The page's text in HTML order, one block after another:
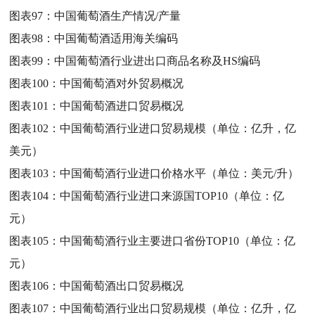
图表97：中国葡萄酒生产情况/产量
图表98：中国葡萄酒适用海关编码
图表99：中国葡萄酒行业进出口商品名称及HS编码
图表100：中国葡萄酒对外贸易概况
图表101：中国葡萄酒进口贸易概况
图表102：中国葡萄酒行业进口贸易规模（单位：亿升，亿
美元）
图表103：中国葡萄酒行业进口价格水平（单位：美元/升）
图表104：中国葡萄酒行业进口来源国TOP10（单位：亿
元）
图表105：中国葡萄酒行业主要进口省份TOP10（单位：亿
元）
图表106：中国葡萄酒出口贸易概况
图表107：中国葡萄酒行业出口贸易规模（单位：亿升，亿